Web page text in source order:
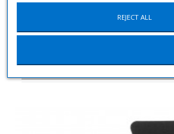
κατηγορία:
REJECT ALL